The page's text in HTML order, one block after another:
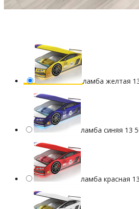
ламба желтая
ламба синяя 13
ламба красная